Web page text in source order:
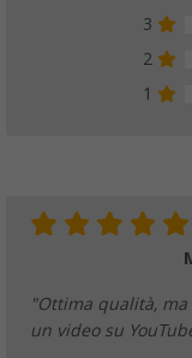
3
2
1
"Ottima qualità,
un video su